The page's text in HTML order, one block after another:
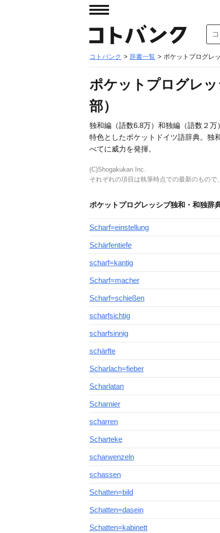
コトバンク > 辞書一覧 > ポケットプログレ
ポケットプログレ
部）
独和編（語数6.8万）和独編（語数２
特色としたポケットドイツ語辞典。独
べてに威力を発揮。
(C)Shogakukan Inc.
それぞれの項目は執筆時点での最新のもので
ポケットプログレッシブ独和・和独辞
Scharf=einstellung
Schärfentiefe
scharf=kantig
Scharf=macher
Scharf=schießen
scharfsichtig
scharfsinnig
schärfte
Scharlach=fieber
Scharlatan
Scharnier
scharren
Scharteke
scharwenzeln
schassen
Schatten=bild
Schatten=dasein
Schatten=kabinett